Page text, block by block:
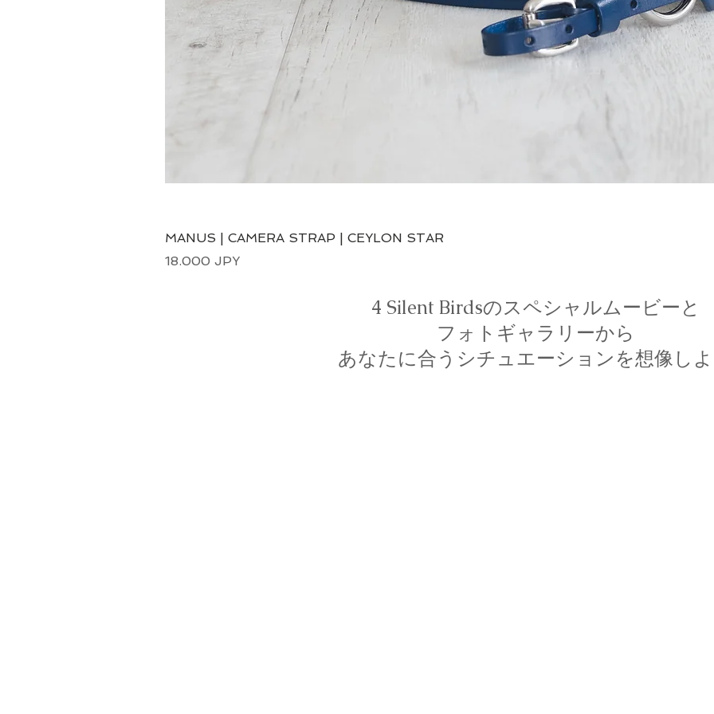
MANUS | CAMERA STRAP | CEYLON STAR
Precio
18.000 JPY
4 Silent Birdsのスペシャルムービーと
フォトギャラリーから
あなたに合うシチュエーションを想像し